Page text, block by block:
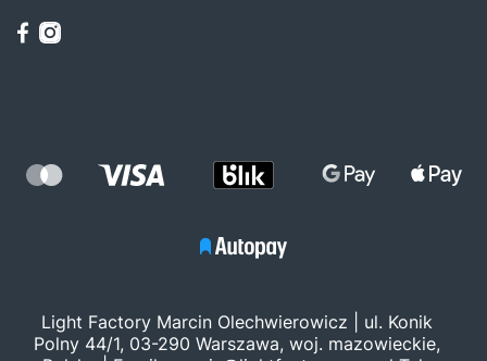
Light Factory Marcin Olechwierowicz | ul. Konik
Polny 44/1, 03-290 Warszawa, woj. mazowieckie,